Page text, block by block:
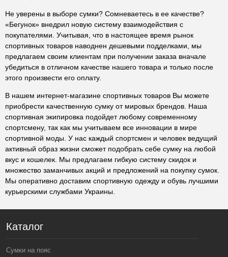
Не уверены в выборе сумки? Сомневаетесь в ее качестве?
«Бегунок» внедрил новую систему взаимодействия с
покупателями. Учитывая, что в настоящее время рынок
спортивных товаров наводнен дешевыми подделками, мы
предлагаем своим клиентам при получении заказа вначале
убедиться в отличном качестве нашего товара и только после
этого произвести его оплату.
В нашем интернет-магазине спортивных товаров Вы можете
приобрести качественную сумку от мировых брендов. Наша
спортивная экипировка подойдет любому современному
спортсмену, так как мы учитываем все инновации в мире
спортивной моды. У нас каждый спортсмен и человек ведущий
активный образ жизни сможет подобрать себе сумку на любой
вкус и кошелек. Мы предлагаем гибкую систему скидок и
множество заманчивых акций и предложений на покупку сумок.
Мы оперативно доставим спортивную одежду и обувь лучшими
курьерскими службами Украины.
Каталог
Сумки на пояс